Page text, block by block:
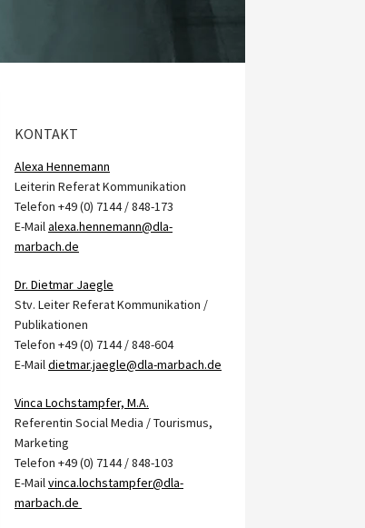
KONTAKT
Alexa Hennemann
Leiterin Referat Kommunikation
Telefon +49 (0) 7144 / 848-173
E-Mailalexa.hennemann@dla-
marbach.de
Dr. Dietmar Jaegle
Stv. Leiter Referat Kommunikation /
Publikationen
Telefon +49 (0) 7144 / 848-604
E-Maildietmar.jaegle@dla-marbach.de
Vinca Lochstampfer, M.A.
Referentin Social Media / Tourismus,
Marketing
Telefon +49 (0) 7144 / 848-103
E-Mailvinca.lochstampfer@dla-
marbach.de